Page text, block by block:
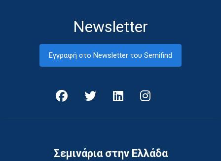
Newsletter
Εγγραφή στο Newsletter του Semifind
Σεμινάρια στην Ελλάδα